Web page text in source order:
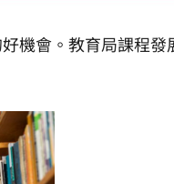
機會。 教育局課程